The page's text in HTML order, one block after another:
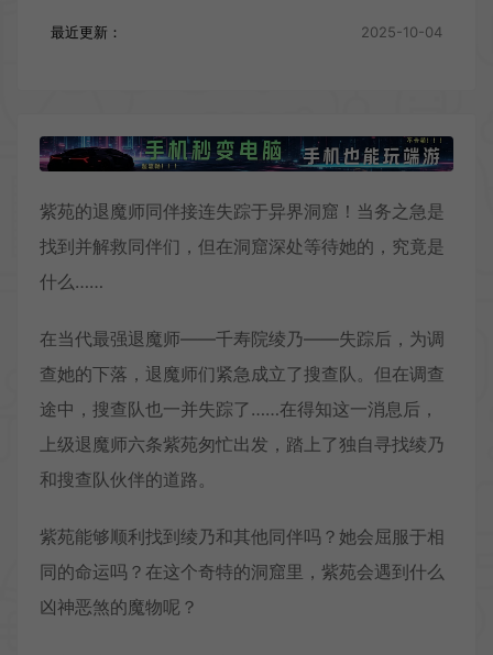
最近更新： 2025-10-04
紫苑的退魔师同伴接连失踪于异界洞窟！当务之急是
找到并解救同伴们，但在洞窟深处等待她的，究竟是
什么……
在当代最强退魔师——千寿院绫乃——失踪后，为调
查她的下落，退魔师们紧急成立了搜查队。但在调查
途中，搜查队也一并失踪了……在得知这一消息后，
上级退魔师六条紫苑匆忙出发，踏上了独自寻找绫乃
和搜查队伙伴的道路。
紫苑能够顺利找到绫乃和其他同伴吗？她会屈服于相
同的命运吗？在这个奇特的洞窟里，紫苑会遇到什么
凶神恶煞的魔物呢？